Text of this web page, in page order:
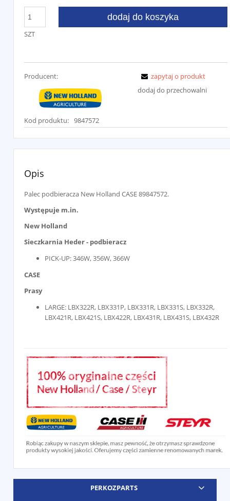
SZT
dodaj do koszyka
Producent:
Kod produktu: 9847572
zapytaj o produkt
dodaj do przechowalni
Opis
Palec podbieracza New Holland CASE 89847572.
Występuje m.in.
New Holland
Sieczkarnia Heder - podbieracz
PICK-UP: 346W, 356W, 366W
CASE
Prasy
LARGE: LBX322R, LBX331P, LBX331R, LBX331S, LBX332R,
LBX421R, LBX421S, LBX422R, LBX431R, LBX431S, LBX432R
PERKOZPARTS